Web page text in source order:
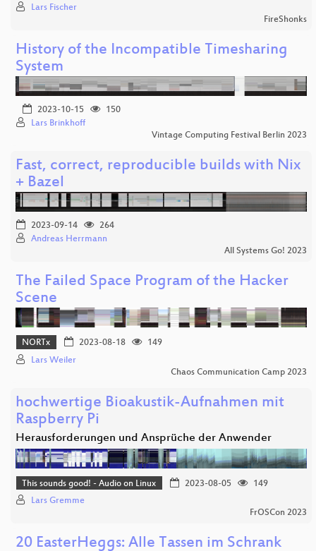
Lars Fischer
FireShonks
History of the Incompatible Timesharing
System
2023-10-15
150
Lars Brinkhoff
Vintage Computing Festival Berlin 2023
Fast, correct, reproducible builds with Nix
+ Bazel
2023-09-14
264
Andreas Herrmann
All Systems Go! 2023
The Failed Space Program of the Hacker
Scene
NORTx 2023-08-18
149
Lars Weiler
Chaos Communication Camp 2023
hochwertige Bioakustik-Aufnahmen mit
Raspberry Pi
Herausforderungen und Ansprüche der Anwender
This sounds good! - Audio on Linux 2023-08-05
149
Lars Gremme
FrOSCon 2023
20 EasterHeggs: Alle Tassen im Schrank